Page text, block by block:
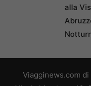
alla
Viagginews.com